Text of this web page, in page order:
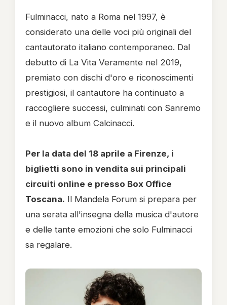
Fulminacci, nato a Roma nel 1997, è
considerato una delle voci più originali del
cantautorato italiano contemporaneo. Dal
debutto di La Vita Veramente nel 2019,
premiato con dischi d'oro e riconoscimenti
prestigiosi, il cantautore ha continuato a
raccogliere successi, culminati con Sanremo
e il nuovo album Calcinacci.
Per la data del 18 aprile a Firenze, i
biglietti sono in vendita sui principali
circuiti online e presso Box Office
Toscana. Il Mandela Forum si prepara per
una serata all'insegna della musica d'autore
e delle tante emozioni che solo Fulminacci
sa regalare.